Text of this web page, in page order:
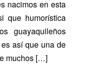
nacimos en esta
que humorística
guayaquileños
así que una de
muchos […]